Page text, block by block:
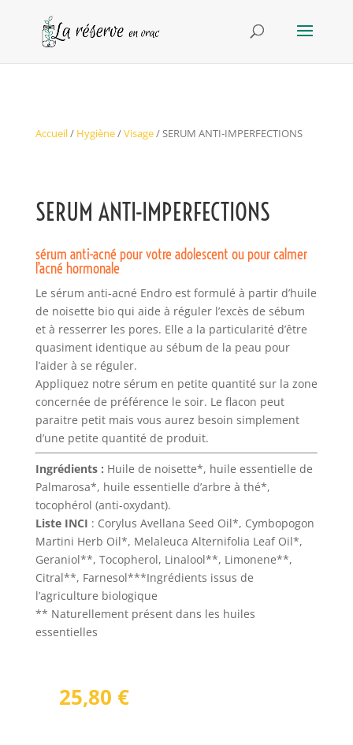
Accueil/ Hygiène/Visage/ SERUM ANTI-IMPERFECTIONS
SERUM ANTI-IMPERFECTIONS
sérum anti-acné pour votre adolescent ou pour calmer
l’acné hormonale
Le sérum anti-acné Endro est formulé à partir d’huile
de noisette bio qui aide à réguler l’excès de sébum
et à resserrer les pores. Elle a la particularité d’être
quasiment identique au sébum de la peau pour
l’aider à se réguler.
Appliquez notre sérum en petite quantité sur la zone
concernée de préférence le soir. Le flacon peut
paraitre petit mais vous aurez besoin simplement
d’une petite quantité de produit.
Ingrédients : Huile de noisette*, huile essentielle de
Palmarosa*, huile essentielle d’arbre à thé*,
tocophérol (anti-oxydant).
Liste INCI : Corylus Avellana Seed Oil*, Cymbopogon
Martini Herb Oil*, Melaleuca Alternifolia Leaf Oil*,
Geraniol**, Tocopherol, Linalool**, Limonene**,
Citral**, Farnesol***Ingrédients issus de
l’agriculture biologique
** Naturellement présent dans les huiles
essentielles
25,80 €